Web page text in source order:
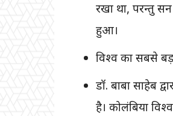
रखा था, परन्तु
हुआ।
विश्व का सबसे
डॉ. बाबा साहेब
है। कोलंबिया